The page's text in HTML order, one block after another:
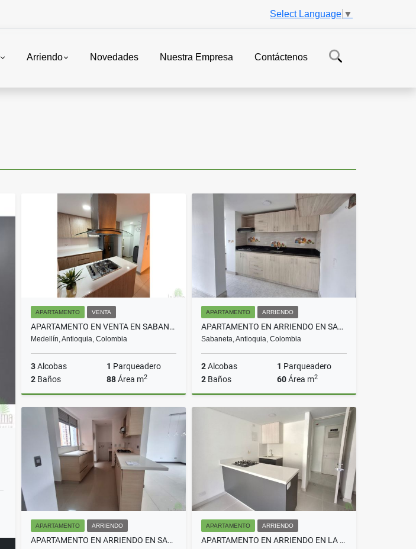
Select Language ▼
Arriendo Novedades Nuestra Empresa Contáctenos
APARTAMENTO VENTA
APARTAMENTO EN VENTA EN SABANETA LAS LOMITAS COD 10472
Medellín, Antioquia, Colombia
3Alcobas 1 Parqueadero
2 Baños 88Área m2
Venta
$730.000.000
APARTAMENTO ARRIENDO
APARTAMENTO EN ARRIENDO EN SABANETA COD 10685
Sabaneta, Antioquia, Colombia
2Alcobas 1 Parqueadero
2 Baños 60Área m2
Arriendo
$2.800.000
APARTAMENTO ARRIENDO
APARTAMENTO EN ARRIENDO EN SABANETA COD 10314
APARTAMENTO ARRIENDO
APARTAMENTO EN ARRIENDO EN LA ESTRELLA COD 10728